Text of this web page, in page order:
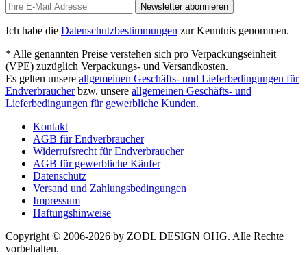
Newsletter abonnieren
Ich habe die Datenschutzbestimmungen zur Kenntnis genommen.
* Alle genannten Preise verstehen sich pro Verpackungseinheit
(VPE) zuzüglich Verpackungs- und Versandkosten.
Es gelten unsere allgemeinen Geschäfts- und Lieferbedingungen für
Endverbraucherbzw. unsere allgemeinen Geschäfts- und
Lieferbedingungen für gewerbliche Kunden.
Kontakt
AGB für Endverbraucher
Widerrufsrecht für Endverbraucher
AGB für gewerbliche Käufer
Datenschutz
Versand und Zahlungsbedingungen
Impressum
Haftungshinweise
Copyright © 2006-2026 by ZODL DESIGN OHG. Alle Rechte
vorbehalten.